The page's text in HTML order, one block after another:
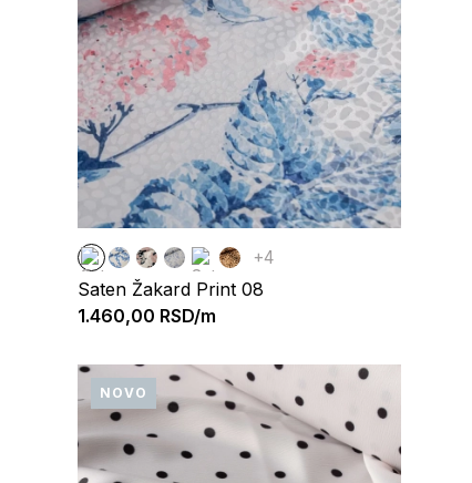
+4
Saten Žakard Print 08
1.460,00 RSD/m
NOVO